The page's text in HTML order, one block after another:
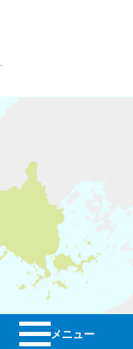
メニュー